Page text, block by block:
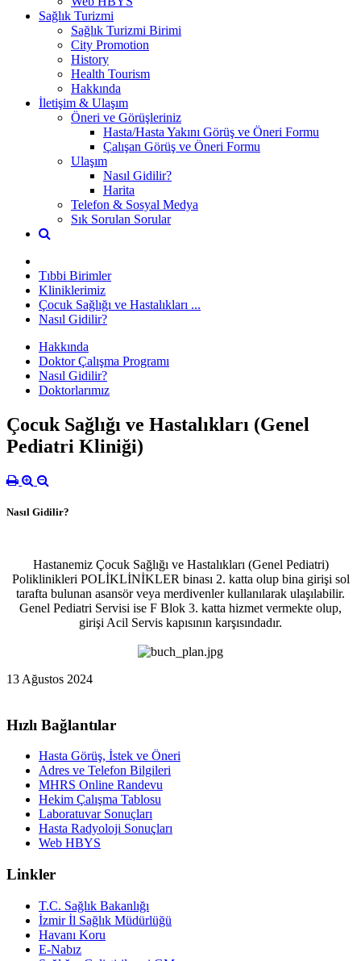
Sağlık Turizmi
Sağlık Turizmi Birimi
City Promotion
History
Health Tourism
Hakkında
İletişim & Ulaşım
Öneri ve Görüşleriniz
Hasta/Hasta Yakını Görüş ve Öneri Formu
Çalışan Görüş ve Öneri Formu
Ulaşım
Nasıl Gidilir?
Harita
Telefon & Sosyal Medya
Sık Sorulan Sorular
Tıbbi Birimler
Kliniklerimiz
Çocuk Sağlığı ve Hastalıkları ...
Nasıl Gidilir?
Hakkında
Doktor Çalışma Programı
Nasıl Gidilir?
Doktorlarımız
Çocuk Sağlığı ve Hastalıkları (Genel
Pediatri Kliniği)
Nasıl Gidilir?
Hastanemiz Çocuk Sağlığı ve Hastalıkları (Genel Pediatri)
Poliklinikleri POLİKLİNİKLER binası 2. katta olup bina girişi sol
tarafta bulunan asansör veya merdivenler kullanılarak ulaşılabilir.
Genel Pediatri Servisi ise F Blok 3. katta hizmet vermekte olup,
girişi Acil Servis kapısının karşısındadır.
13 Ağustos 2024
Hızlı Bağlantılar
Hasta Görüş, İstek ve Öneri
Adres ve Telefon Bilgileri
MHRS Online Randevu
Hekim Çalışma Tablosu
Laboratuvar Sonuçları
Hasta Radyoloji Sonuçları
Web HBYS
Linkler
T.C. Sağlık Bakanlığı
İzmir İl Sağlık Müdürlüğü
Havanı Koru
E-Nabız